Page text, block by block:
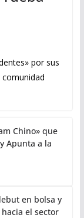
por sus
Chino» que
Apunta a la
en bolsa y
el sector